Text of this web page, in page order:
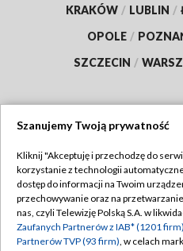
KRAKÓW / LUBLIN /
OPOLE /
SZCZECIN /
Abonament TVP
Emisja w TVP
Polityka
Szanujemy Twoją prywatność
Kliknij "Akceptuję i przechodzę do
korzystanie z technologii
dostęp do informacji na Twoim
przechowywanie oraz na
nas, czyli Telewizję Polską S.A. w
Zaufanych Partnerów z IAB* (1201 firm)
Partnerów TVP (93 firm), w celach